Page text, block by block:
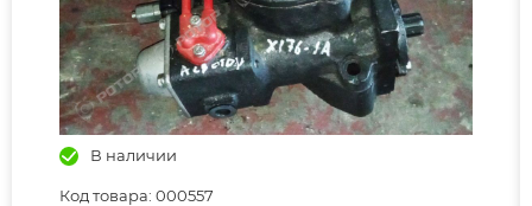
В наличии
Код товара: 000557